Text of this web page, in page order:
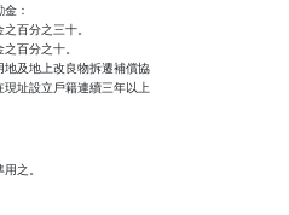
：
百分之三十。
百分之十。
及地上改良物拆遷補償協
址設立戶籍連續三年以上
之。